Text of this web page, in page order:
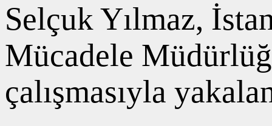
Selçuk Yılmaz,
Mücadele
çalışmasıyla